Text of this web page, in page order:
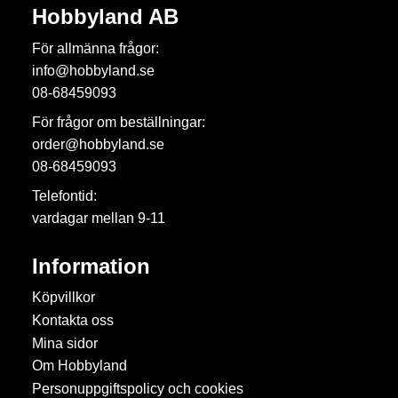
Hobbyland AB
För allmänna frågor:
info@hobbyland.se
08-68459093
För frågor om beställningar:
order@hobbyland.se
08-68459093
Telefontid:
vardagar mellan 9-11
Information
Köpvillkor
Kontakta oss
Mina sidor
Om Hobbyland
Personuppgiftspolicy och cookies